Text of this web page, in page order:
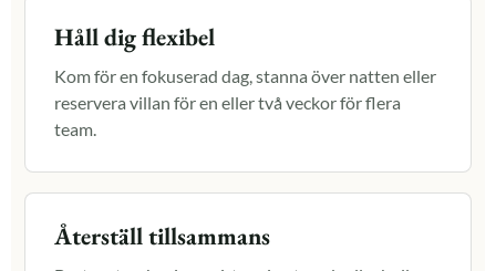
Håll dig flexibel
Kom för en fokuserad dag, stanna över natten eller
reservera villan för en eller två veckor för flera
team.
Återställ tillsammans